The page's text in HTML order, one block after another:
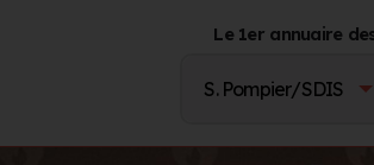
Le 1er annuaire